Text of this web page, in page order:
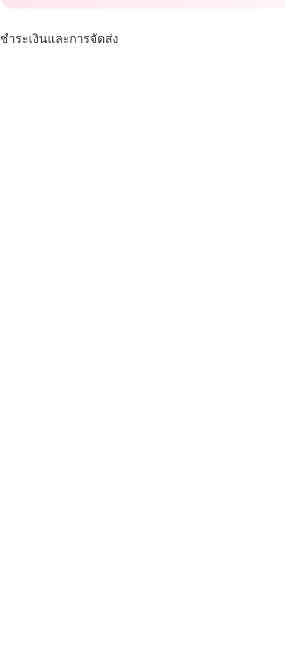
ชำระเงินและการจัดส่ง